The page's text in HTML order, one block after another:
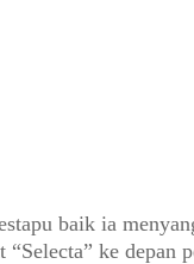
baik ia
ke depan